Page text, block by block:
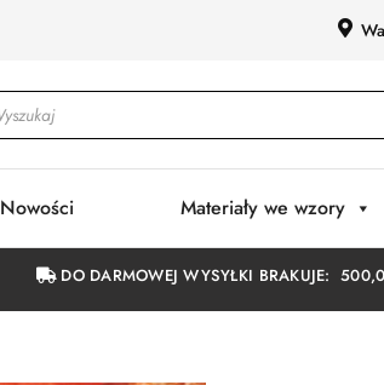
Nowości Materiały we wzory
DO DARMOWEJ WYSYŁKI BRAKUJE: